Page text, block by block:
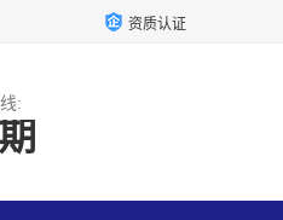
资质认证
: